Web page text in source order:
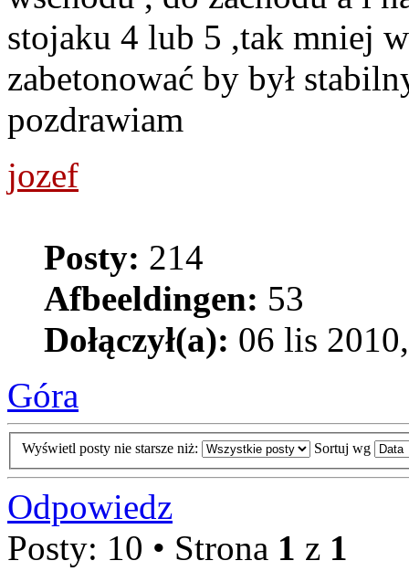
stojaku 4 lub 5 ,tak mniej
zabetonować by był
pozdrawiam
jozef
Posty: 214
Afbeeldingen: 53
Dołączył(a): 06 lis
Góra
Wyświetl posty nie starsze niż: Sortuj wg
Odpowiedz
Posty: 10 • Strona 1 z 1